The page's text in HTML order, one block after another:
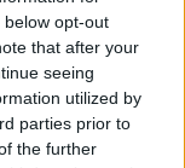
opt-out
that after your
seeing
utilized by
parties prior to
the further